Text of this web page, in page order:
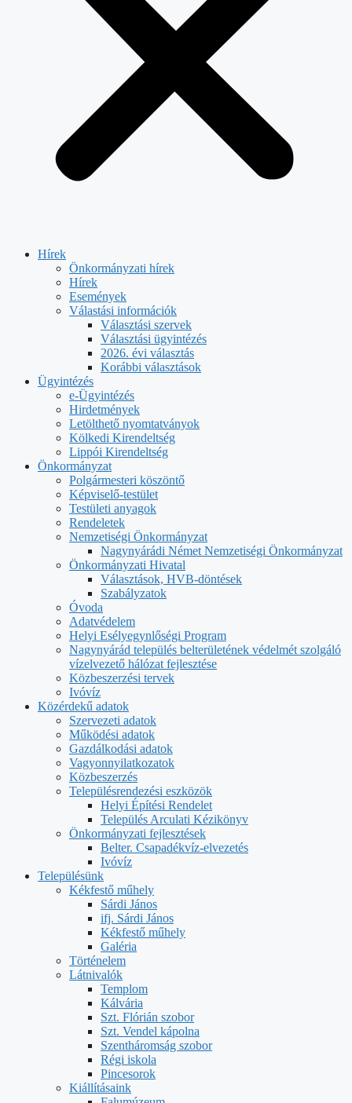
Hírek
Önkormányzati hírek
Hírek
Események
Válastási információk
Választási szervek
Választási ügyintézés
2026. évi választás
Korábbi választások
Ügyintézés
e-Ügyintézés
Hirdetmények
Letölthető nyomtatványok
Kölkedi Kirendeltség
Lippói Kirendeltség
Önkormányzat
Polgármesteri köszöntő
Képviselő-testület
Testületi anyagok
Rendeletek
Nemzetiségi Önkormányzat
Nagynyárádi Német Nemzetiségi Önkormányzat
Önkormányzati Hivatal
Választások, HVB-döntések
Szabályzatok
Óvoda
Adatvédelem
Helyi Esélyegynlőségi Program
Nagynyárád település belterületének védelmét szolgáló
vízelvezető hálózat fejlesztése
Közbeszerzési tervek
Ivóvíz
Közérdekű adatok
Szervezeti adatok
Működési adatok
Gazdálkodási adatok
Vagyonnyilatkozatok
Közbeszerzés
Településrendezési eszközök
Helyi Építési Rendelet
Település Arculati Kézikönyv
Önkormányzati fejlesztések
Belter. Csapadékvíz-elvezetés
Ivóvíz
Településünk
Kékfestő műhely
Sárdi János
ifj. Sárdi János
Kékfestő műhely
Galéria
Történelem
Látnivalók
Templom
Kálvária
Szt. Flórián szobor
Szt. Vendel kápolna
Szentháromság szobor
Régi iskola
Pincesorok
Kiállításaink